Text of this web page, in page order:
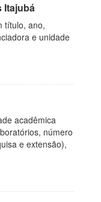
Itajubá
título, ano,
e unidade
acadêmica
número
e extensão),